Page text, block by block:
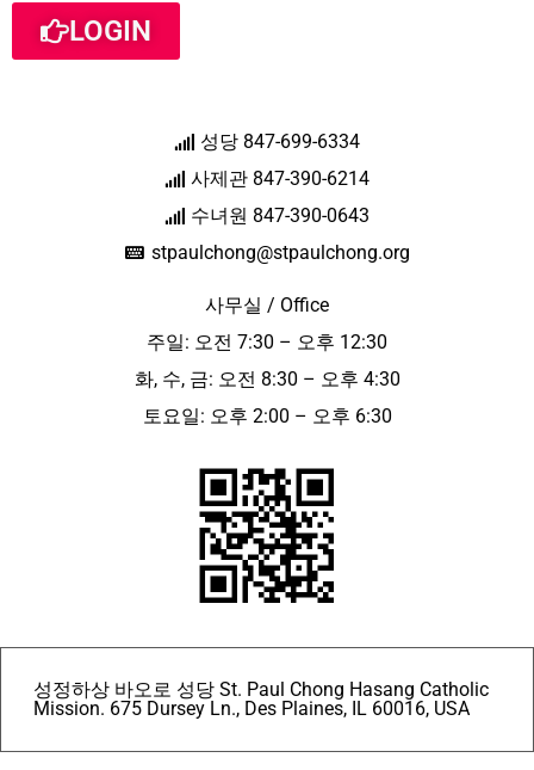
LOGIN
성당 847-699-6334
사제관 847-390-6214
수녀원 847-390-0643
stpaulchong@stpaulchong.org
사무실 / Office
주일: 오전 7:30 – 오후 12:30
화, 수, 금: 오전 8:30 – 오후 4:30
토요일: 오후 2:00 – 오후 6:30
성정하상 바오로 성당 St. Paul Chong Hasang Catholic
Mission. 675 Dursey Ln., Des Plaines, IL 60016, USA